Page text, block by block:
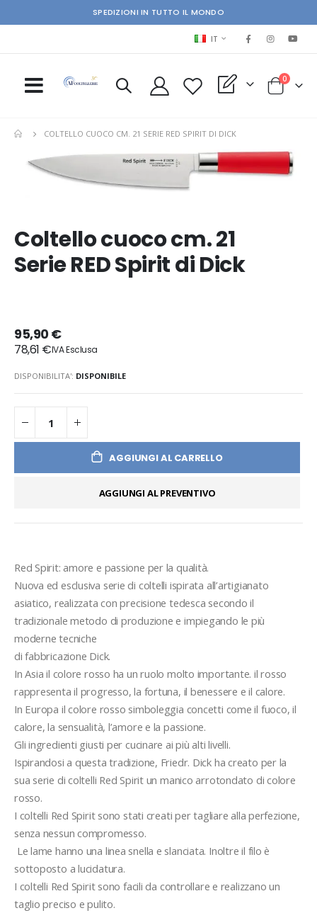
SPEDIZIONI IN TUTTO IL MONDO
LINGUA
IT
My Quote Cart
0elementi
COLTELLO CUOCO CM. 21 SERIE RED SPIRIT DI DICK
the
images
gallery
Coltello cuoco cm. 21
Serie RED Spirit di Dick
95,90 €
78,61 €
DISPONIBILITA': DISPONIBILE
AGGIUNGI AL CARRELLO
AGGIUNGI AL PREVENTIVO
Red Spirit: amore e passione per la qualità.
Nuova ed esclusiva serie di coltelli ispirata all’artigianato
asiatico, realizzata con precisione tedesca secondo il
tradizionale metodo di produzione e impiegando le più
moderne tecniche
di fabbricazione Dick.
In Asia il colore rosso ha un ruolo molto importante. il rosso
rappresenta il progresso, la fortuna, il benessere e il calore.
In Europa il colore rosso simboleggia concetti come il fuoco, il
calore, la sensualità, l’amore e la passione.
Gli ingredienti giusti per cucinare ai più alti livelli.
Ispirandosi a questa tradizione, Friedr. Dick ha creato per la
sua serie di coltelli Red Spirit un manico arrotondato di colore
rosso.
I coltelli Red Spirit sono stati creati per tagliare alla perfezione,
senza nessun compromesso.
sottoposto a lucidatura.
I coltelli Red Spirit sono facili da controllare e realizzano un
taglio preciso e pulito.